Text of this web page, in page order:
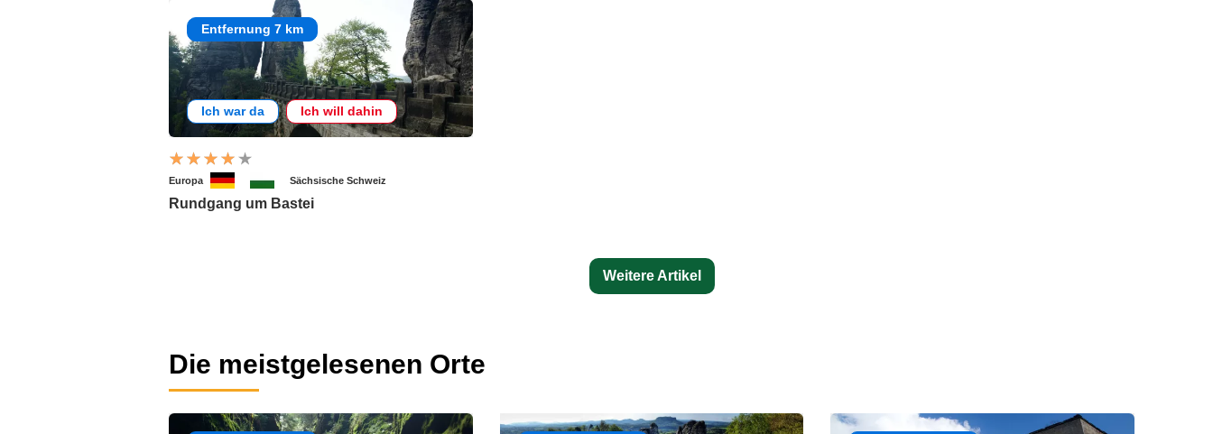
Entfernung 7 km
Ich war da Ich will dahin
Europa Sächsische Schweiz
Rundgang um Bastei
Weitere Artikel
Die meistgelesenen Orte